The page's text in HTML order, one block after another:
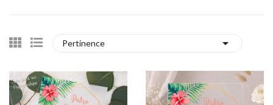
Pertinence 